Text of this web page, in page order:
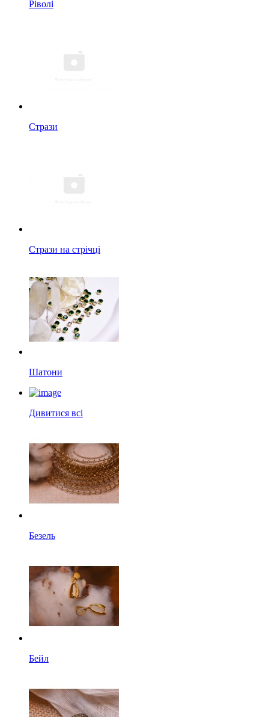
Ріволі
Стрази
Стрази на стрічці
Шатони
Дивитися всі
Безель
Бейл